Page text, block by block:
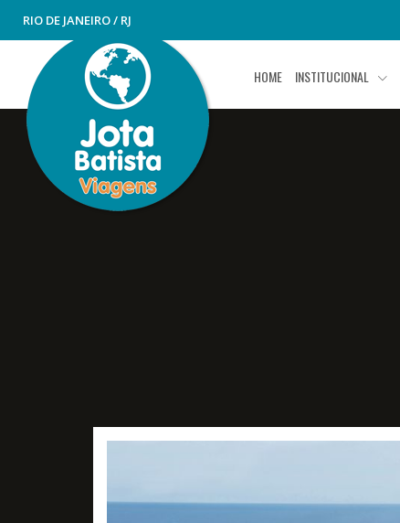
RIO DE JANEIRO / RJ
HOME INSTITUCIONAL